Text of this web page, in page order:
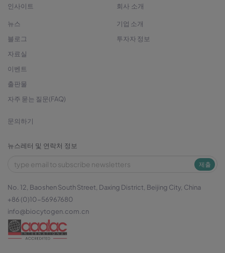
인사이트
뉴스
블로그
자료실
이벤트
출판물
자주 묻는 질문(FAQ)
회사 소개
기업 소개
투자자 정보
문의하기
뉴스레터 및 연락처 정보
제출
No. 12, Baoshen South Street, Daxing District, Beijing City, China
+86 (0)10-56967680
info@biocytogen.com.cn